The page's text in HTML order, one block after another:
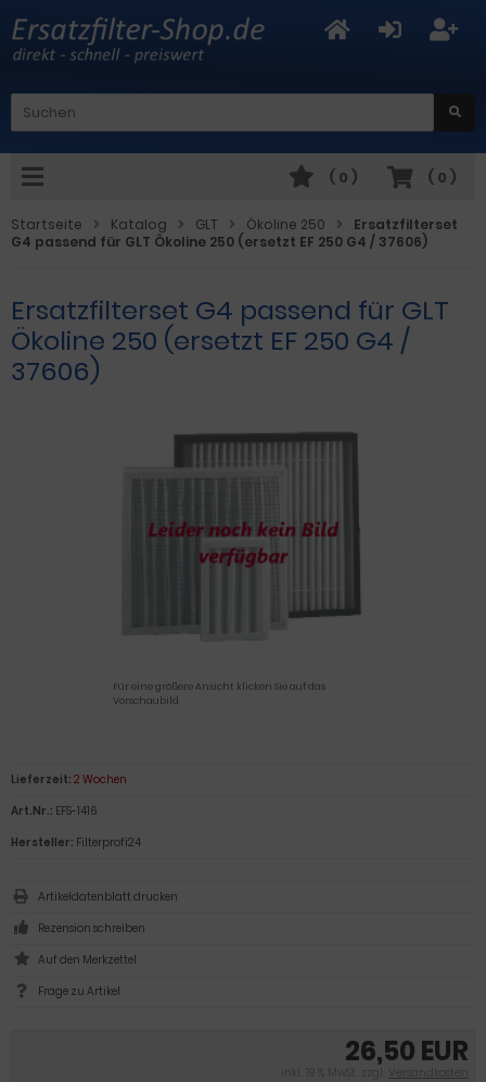
( 0 )
( 0 )
Startseite Katalog GLT Ökoline 250
Ersatzfilterset
G4 passend für GLT Ökoline 250 (ersetzt EF 250 G4 / 37606)
Ersatzfilterset G4 passend für GLT
Ökoline 250 (ersetzt EF 250 G4 /
37606)
Für eine größere Ansicht klicken Sie auf das
Vorschaubild
26,50 EUR
inkl. 19 % MwSt. zzgl. Versandkosten
Lieferzeit: 2 Wochen
Art.Nr.: EFS-1416
Hersteller: Filterprofi24
Artikeldatenblatt drucken
Rezension schreiben
Frage zu Artikel